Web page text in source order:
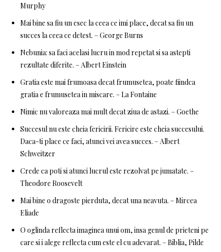
Murphy
Mai bine sa fiu un esec la ceea ce imi place, decat sa fiu un
succes la ceea ce detest. – George Burns
Nebunia: sa faci acelasi lucru in mod repetat si sa astepti
rezultate diferite. – Albert Einstein
Gratia este mai frumoasa decat frumusetea, poate fiindca
gratia e frumusetea in miscare. – La Fontaine
Nimic nu valoreaza mai mult decat ziua de astazi. – Goethe
Succesul nu este cheia fericirii. Fericire este cheia succesului.
Daca-ti place ce faci, atunci vei avea succes. – Albert
Schweitzer
Crede ca poti si atunci lucrul este rezolvat pe jumatate. –
Theodore Roosevelt
Mai bine o dragoste pierduta, decat una neavuta. – Mircea
Eliade
O oglinda reflecta imaginea unui om, insa genul de prieteni pe
care si i alege reflecta cum este el cu adevarat. – Biblia, Pilde